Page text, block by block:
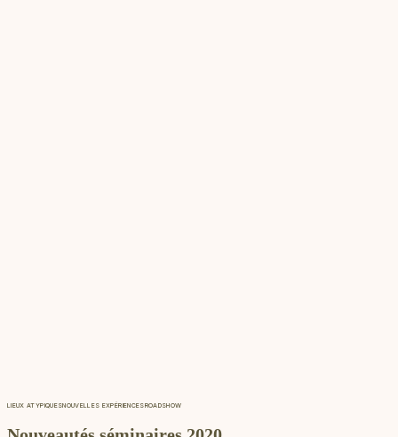
LIEUX ATYPIQUESNOUVELLES EXPÉRIENCESROADSHOW